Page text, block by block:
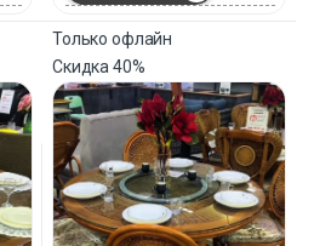
Только офлайн
Скидка40%